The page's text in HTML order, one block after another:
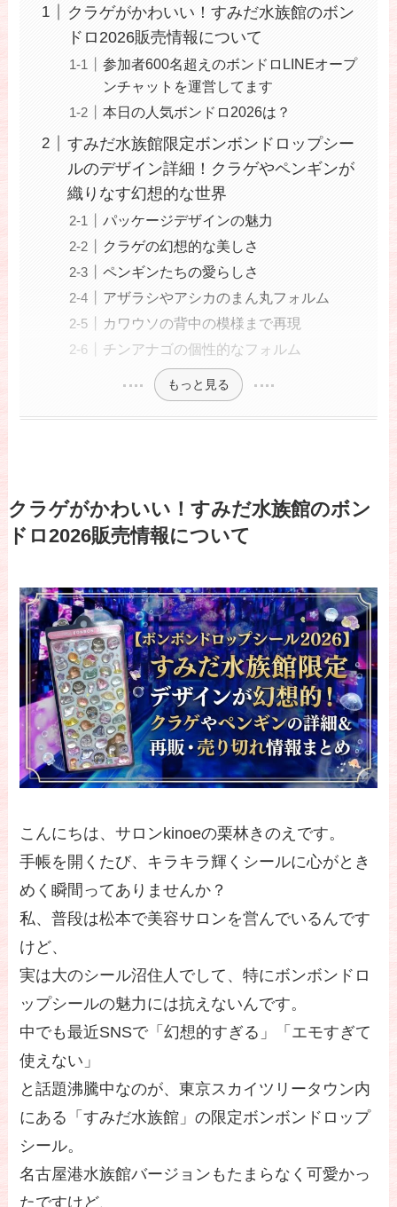
クラゲがかわいい！すみだ水族館のボン
ドロ2026販売情報について
参加者600名超えのボンドロLINEオープ
ンチャットを運営してます
本日の人気ボンドロ2026は？
すみだ水族館限定ボンボンドロップシー
ルのデザイン詳細！クラゲやペンギンが
織りなす幻想的な世界
パッケージデザインの魅力
クラゲの幻想的な美しさ
ペンギンたちの愛らしさ
アザラシやアシカのまん丸フォルム
カワウソの背中の模様まで再現
チンアナゴの個性的なフォルム
もっと見る
クラゲがかわいい！すみだ水族館のボン
ドロ2026販売情報について
こんにちは、サロンkinoeの栗林きのえです。
手帳を開くたび、キラキラ輝くシールに心がとき
めく瞬間ってありませんか？
私、普段は松本で美容サロンを営んでいるんです
けど、
実は大のシール沼住人でして、特にボンボンドロ
ップシールの魅力には抗えないんです。
中でも最近SNSで「幻想的すぎる」「エモすぎて
使えない」
と話題沸騰中なのが、東京スカイツリータウン内
にある「すみだ水族館」の限定ボンボンドロップ
シール。
名古屋港水族館バージョンもたまらなく可愛かっ
たですけど、